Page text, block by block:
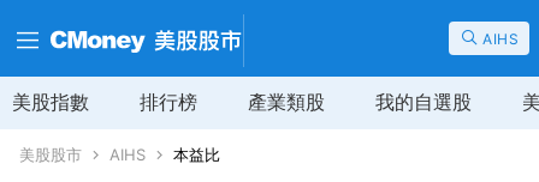
AIHS
美股指數 排行榜 產業類股 我的自選股
美股股市 AIHS 本益比